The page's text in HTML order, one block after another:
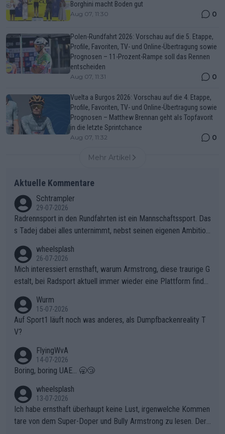
Borghini macht Boden gut
Aug 07, 11:30 0
Polen-Rundfahrt 2026: Vorschau auf die 5. Etappe,
Profile, Favoriten, TV- und Online-Übertragung sowie
Prognosen – 11-Prozent-Rampe soll das Rennen
entscheiden
Aug 07, 11:31 0
Vuelta a Burgos 2026: Vorschau auf die 4. Etappe,
Profile, Favoriten, TV- und Online-Übertragung sowie
Prognosen – Matthew Brennan geht als Topfavorit
in die letzte Sprintchance
Aug 07, 11:32 0
Mehr Artikel
Aktuelle Kommentare
Schtrampler
29-07-2026
Radrennsport in den Rundfahrten ist ein Mannschaftssport. Das
s Tadej dabei alles unternimmt, nebst seinen eigenen Ambition
ganze Team auch mental stark zu machen und konkret am Erf
olg teilzuhaben, ist ihm ganz hoch anzurechnen. Das ist ein Zei
chen weit über den Radsport hinaus.
wheelsplash
26-07-2026
Mich interessiert ernsthaft, warum Armstrong, diese traurige G
estalt, bei Radsport aktuell immer wieder eine Plattform finde
Wurm
15-07-2026
Auf Sport1 läuft noch was anderes, als Dumpfbackenreality T
V?
FlyingWvA
14-07-2026
Boring, boring UAE... 🥱😴
wheelsplash
13-07-2026
Ich habe ernsthaft überhaupt keine Lust, irgenwelche Kommen
tare von dem Super-Doper und Bully Armstrong zu lesen. Der